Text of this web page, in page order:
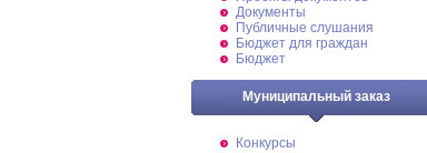
Документы
Публичные слушания
Бюджет для граждан
Бюджет
Муниципальный заказ
Конкурсы